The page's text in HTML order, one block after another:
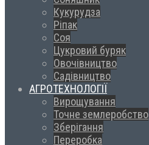
Кукурудза
Ріпак
Соя
Цукровий буряк
Овочівництво
Садівництво
АГРОТЕХНОЛОГІЇ
Вирощування
Точне землеробство
Зберігання
Переробка